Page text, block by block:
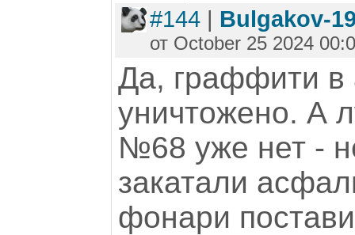
#144 | Bulgakov-
от October 25 2024
Да, граффити в
уничтожено. А
№68 уже нет -
закатали
фонари